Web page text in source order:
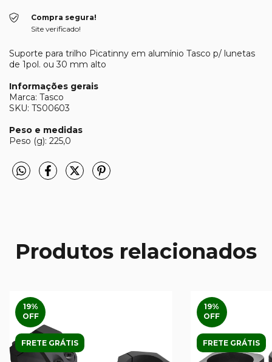
Compra segura!
Site verificado!
Suporte para trilho Picatinny em alumínio Tasco p/ lunetas
de 1pol. ou 30 mm alto
Informações gerais
Marca: Tasco
SKU: TS00603
Peso e medidas
Peso (g): 225,0
Produtos relacionados
19%
OFF
FRETE GRÁTIS
19%
OFF
FRETE GRÁTIS